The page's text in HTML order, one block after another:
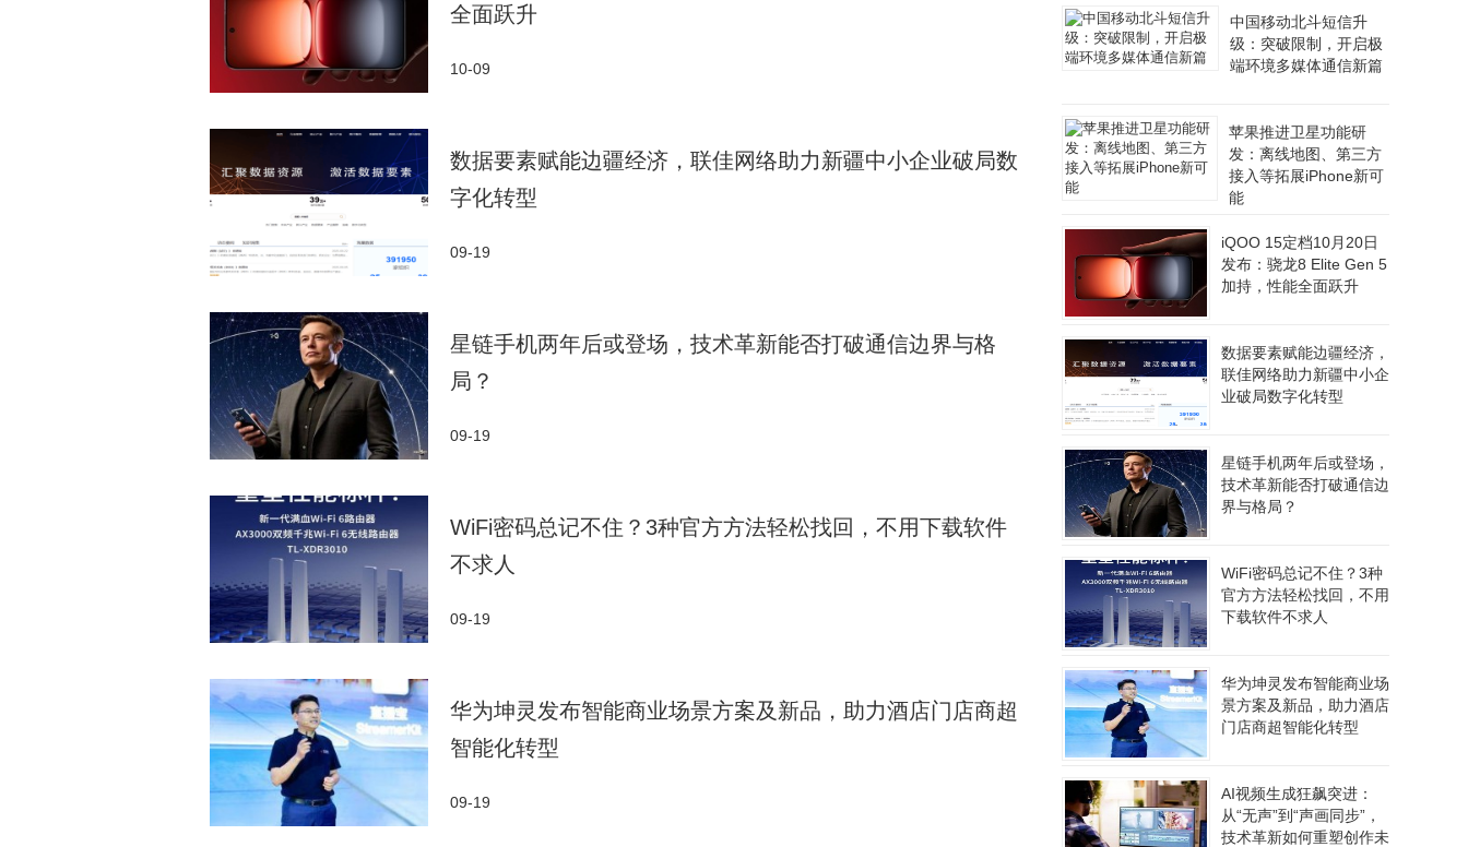
全面跃升
10-09
数据要素赋能边疆经济，联佳网络助力新疆中小企业破局数
字化转型
09-19
星链手机两年后或登场，技术革新能否打破通信边界与格
局？
09-19
WiFi密码总记不住？3种官方方法轻松找回，不用下载软件
不求人
09-19
华为坤灵发布智能商业场景方案及新品，助力酒店门店商超
智能化转型
09-19
中国移动北斗短信升
级：突破限制，开启极
端环境多媒体通信新篇
苹果推进卫星功能研
发：离线地图、第三方
接入等拓展iPhone新可
能
iQOO 15定档10月20日
发布：骁龙8 Elite Gen 5
加持，性能全面跃升
数据要素赋能边疆经济，
联佳网络助力新疆中小企
业破局数字化转型
星链手机两年后或登场，
技术革新能否打破通信边
界与格局？
WiFi密码总记不住？3种
官方方法轻松找回，不用
下载软件不求人
华为坤灵发布智能商业场
景方案及新品，助力酒店
门店商超智能化转型
AI视频生成狂飙突进：
从“无声”到“声画同步”，
技术革新如何重塑创作未